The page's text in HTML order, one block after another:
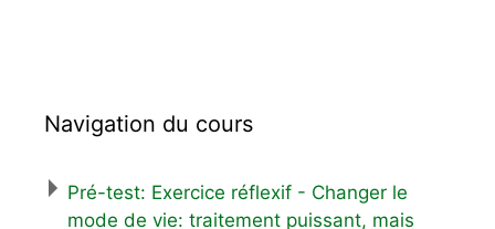
Navigation du cours
Pré-test: Exercice réflexif - Changer le
mode de vie: traitement puissant, mais